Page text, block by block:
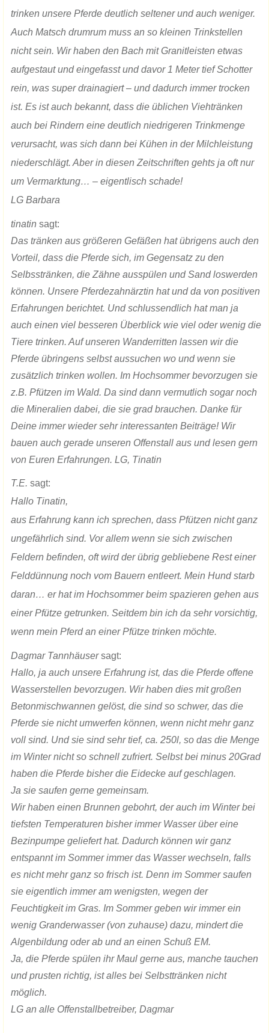
trinken unsere Pferde deutlich seltener und auch weniger.
Auch Matsch drumrum muss an so kleinen Trinkstellen
nicht sein. Wir haben den Bach mit Granitleisten etwas
aufgestaut und eingefasst und davor 1 Meter tief Schotter
rein, was super drainagiert – und dadurch immer trocken
ist. Es ist auch bekannt, dass die üblichen Viehtränken
auch bei Rindern eine deutlich niedrigeren Trinkmenge
verursacht, was sich dann bei Kühen in der Milchleistung
niederschlägt. Aber in diesen Zeitschriften gehts ja oft nur
um Vermarktung… – eigentlisch schade!
LG Barbara
tinatin sagt:
Das tränken aus größeren Gefäßen hat übrigens auch den
Vorteil, dass die Pferde sich, im Gegensatz zu den
Selbsstränken, die Zähne ausspülen und Sand loswerden
können. Unsere Pferdezahnärztin hat und da von positiven
Erfahrungen berichtet. Und schlussendlich hat man ja
auch einen viel besseren Überblick wie viel oder wenig die
Tiere trinken. Auf unseren Wanderritten lassen wir die
Pferde übringens selbst aussuchen wo und wenn sie
zusätzlich trinken wollen. Im Hochsommer bevorzugen sie
z.B. Pfützen im Wald. Da sind dann vermutlich sogar noch
die Mineralien dabei, die sie grad brauchen. Danke für
Deine immer wieder sehr interessanten Beiträge! Wir
bauen auch gerade unseren Offenstall aus und lesen gern
von Euren Erfahrungen. LG, Tinatin
T.E. sagt:
Hallo Tinatin,
aus Erfahrung kann ich sprechen, dass Pfützen nicht ganz
ungefährlich sind. Vor allem wenn sie sich zwischen
Feldern befinden, oft wird der übrig gebliebene Rest einer
Felddünnung noch vom Bauern entleert. Mein Hund starb
daran… er hat im Hochsommer beim spazieren gehen aus
einer Pfütze getrunken. Seitdem bin ich da sehr vorsichtig,
wenn mein Pferd an einer Pfütze trinken möchte.
Dagmar Tannhäusersagt:
Hallo, ja auch unsere Erfahrung ist, das die Pferde offene
Wasserstellen bevorzugen. Wir haben dies mit großen
Betonmischwannen gelöst, die sind so schwer, das die
Pferde sie nicht umwerfen können, wenn nicht mehr ganz
voll sind. Und sie sind sehr tief, ca. 250l, so das die Menge
im Winter nicht so schnell zufriert. Selbst bei minus 20Grad
haben die Pferde bisher die Eidecke auf geschlagen.
Ja sie saufen gerne gemeinsam.
Wir haben einen Brunnen gebohrt, der auch im Winter bei
tiefsten Temperaturen bisher immer Wasser über eine
Bezinpumpe geliefert hat. Dadurch können wir ganz
entspannt im Sommer immer das Wasser wechseln, falls
es nicht mehr ganz so frisch ist. Denn im Sommer saufen
sie eigentlich immer am wenigsten, wegen der
Feuchtigkeit im Gras. Im Sommer geben wir immer ein
wenig Granderwasser (von zuhause) dazu, mindert die
Algenbildung oder ab und an einen Schuß EM.
Ja, die Pferde spülen ihr Maul gerne aus, manche tauchen
und prusten richtig, ist alles bei Selbsttränken nicht
möglich.
LG an alle Offenstallbetreiber, Dagmar